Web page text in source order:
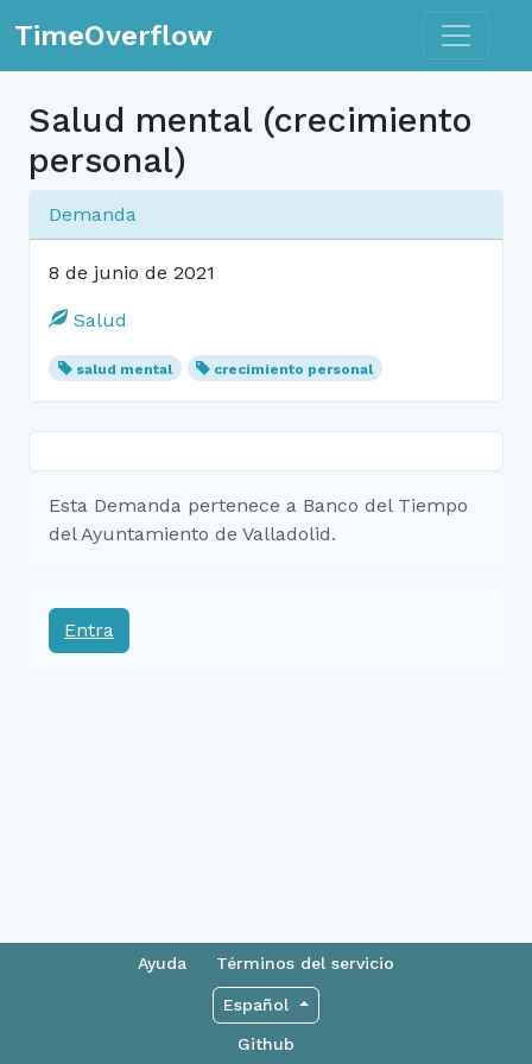
TimeOverflow Toggle
Salud mental (crecimiento
personal)
Demanda
8 de junio de 2021
Salud
salud mental crecimiento personal
Esta Demanda pertenece a Banco del Tiempo
del Ayuntamiento de Valladolid.
Entra
Ayuda Términos del servicio
Español
Github